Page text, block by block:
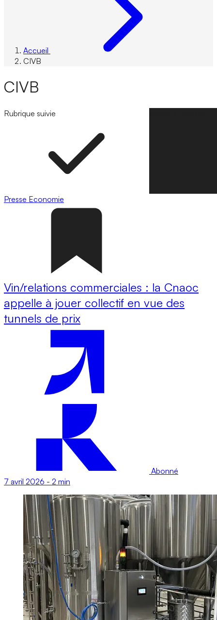
Accueil
CIVB
CIVB
Rubrique suivie
Presse Economie
Vin/relations commerciales : la Cnaoc
appelle à jouer collectif en vue des
tunnels de prix
Abonné
7 avril 2026 - 2 min